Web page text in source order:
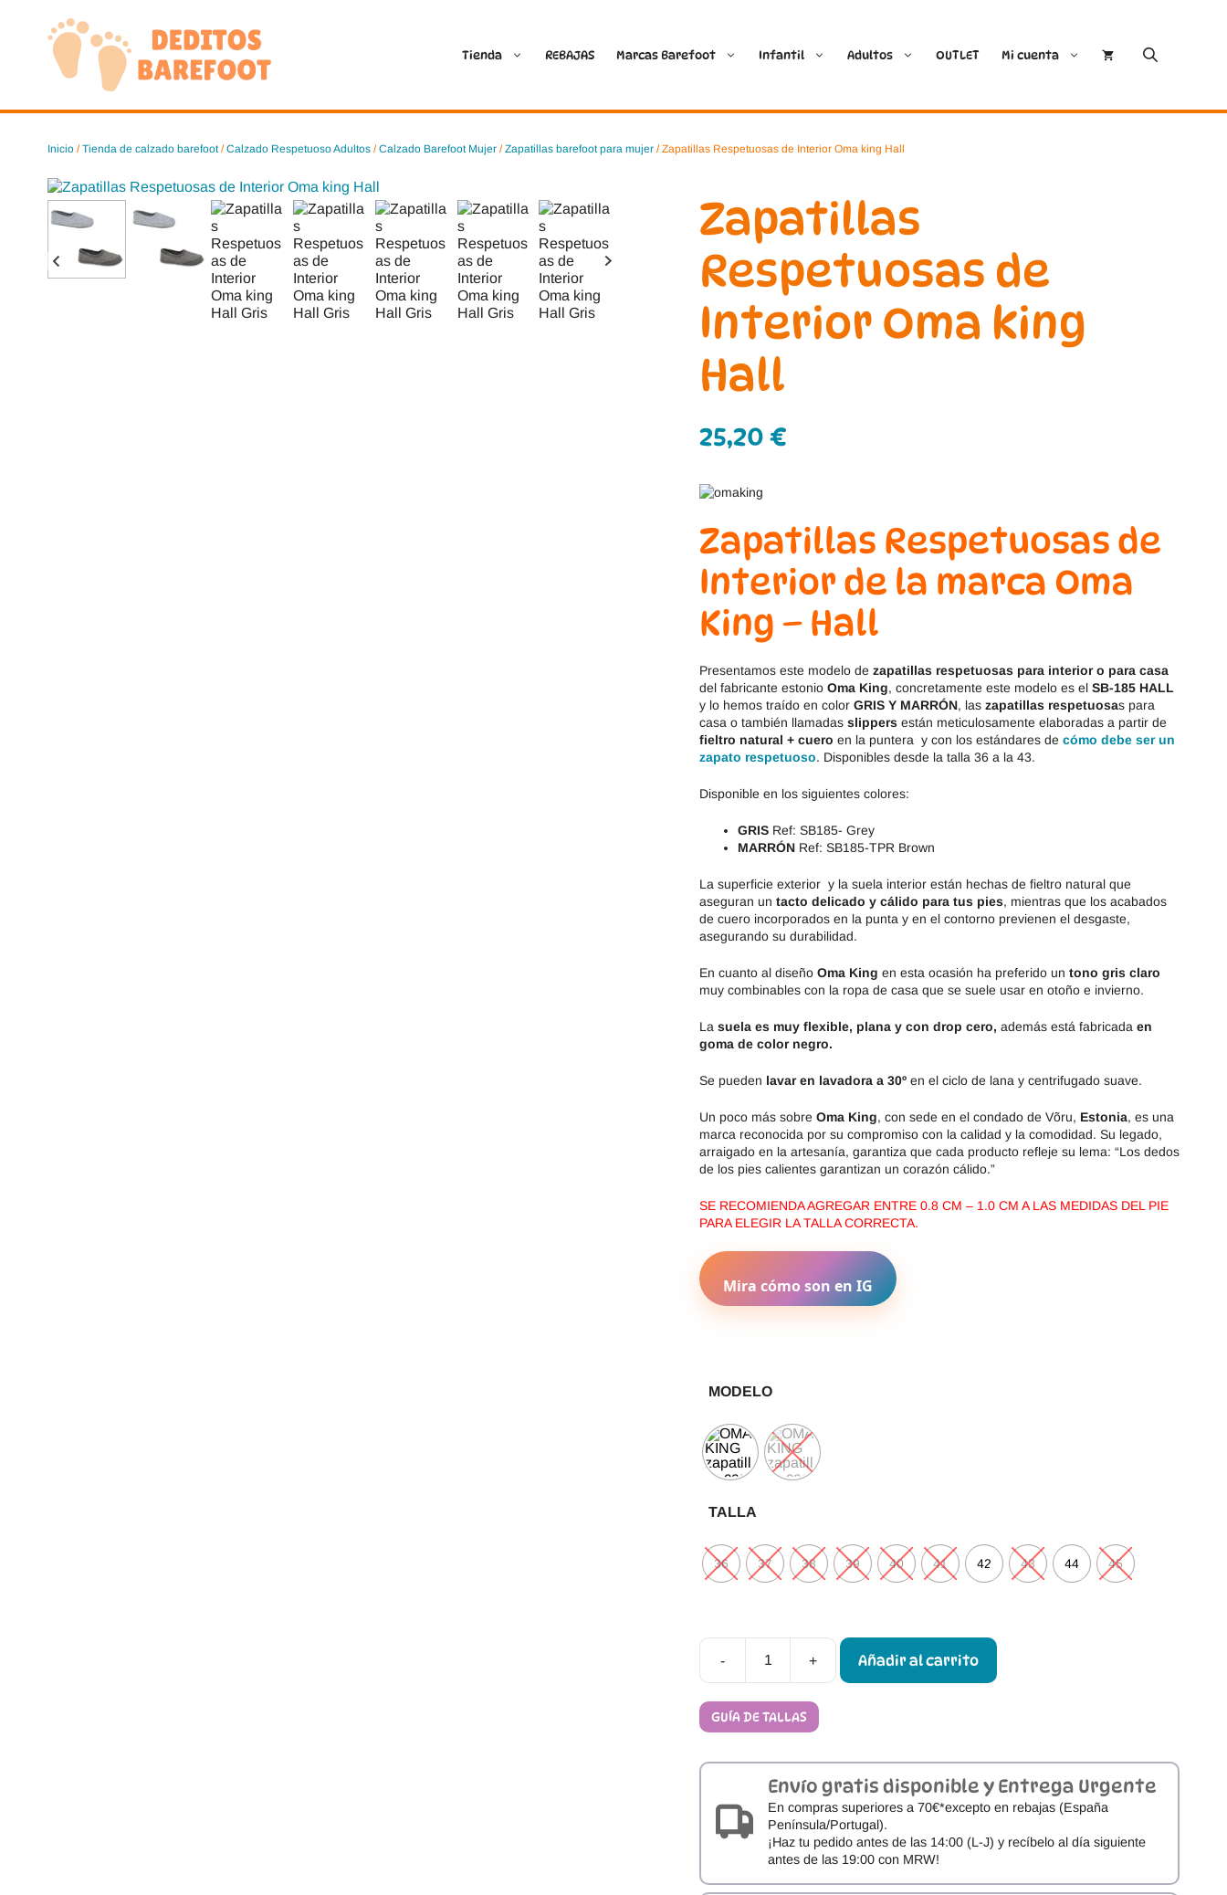
contenido
Tienda REBAJAS Marcas Barefoot
Ballop
Crave Barefoot
Coimbra
Batilas
Crecendo
Gioseppo
Cóndor
Deditos
Demax
FlexiNens
Stitch & Walk
Vivant
Igor
Lang.S
Titanitos
Tikki
Infantil Adultos OUTLET Mi cuenta
Inicio /Tienda de calzado barefoot/Calzado Respetuoso Adultos /Calzado Barefoot Mujer /Zapatillas barefoot para mujer / Zapatillas Respetuosas de Interior Oma king Hall
Zapatillas
Respetuosas de
Interior Oma king
Hall
25,20 €
Zapatillas Respetuosas de
Interior de la marca Oma
King – Hall
Presentamos este modelo de zapatillas respetuosas para interior o para casa
del fabricante estonio Oma King, concretamente este modelo es el SB-185 HALL
y lo hemos traído en color GRIS Y MARRÓN, las zapatillas respetuosas para
casa o también llamadas slippers están meticulosamente elaboradas a partir de
fieltro natural + cuero en la puntera y con los estándares de cómo debe ser un
zapato respetuoso. Disponibles desde la talla 36 a la 43.
Disponible en los siguientes colores:
GRIS Ref: SB185- Grey
MARRÓN Ref: SB185-TPR Brown
La superficie exterior y la suela interior están hechas de fieltro natural que
aseguran un tacto delicado y cálido para tus pies, mientras que los acabados
de cuero incorporados en la punta y en el contorno previenen el desgaste,
asegurando su durabilidad.
En cuanto al diseño Oma King en esta ocasión ha preferido un tono gris claro
muy combinables con la ropa de casa que se suele usar en otoño e invierno.
La suela es muy flexible, plana y con drop cero, además está fabricada en
goma de color negro.
Se pueden lavar en lavadora a 30º en el ciclo de lana y centrifugado suave.
Un poco más sobre Oma King, con sede en el condado de Võru, Estonia, es una
marca reconocida por su compromiso con la calidad y la comodidad. Su legado,
arraigado en la artesanía, garantiza que cada producto refleje su lema: “Los dedos
de los pies calientes garantizan un corazón cálido.”
SE RECOMIENDA AGREGAR ENTRE 0.8 CM – 1.0 CM A LAS MEDIDAS DEL PIE
PARA ELEGIR LA TALLA CORRECTA.
Mira cómo son en IG
MODELO
TALLA
36 37 38 39 40 41 42 43 44 45
-
Zapatillas
Respetuosas
de
Interior
Oma
Hall
+ Añadir al carrito
GUÍA DE TALLAS
Envío gratis disponible y Entrega Urgente
En compras superiores a 70€*excepto en rebajas (España
Península/Portugal).
¡Haz tu pedido antes de las 14:00 (L-J) y recíbelo al día siguiente
antes de las 19:00 con MRW!